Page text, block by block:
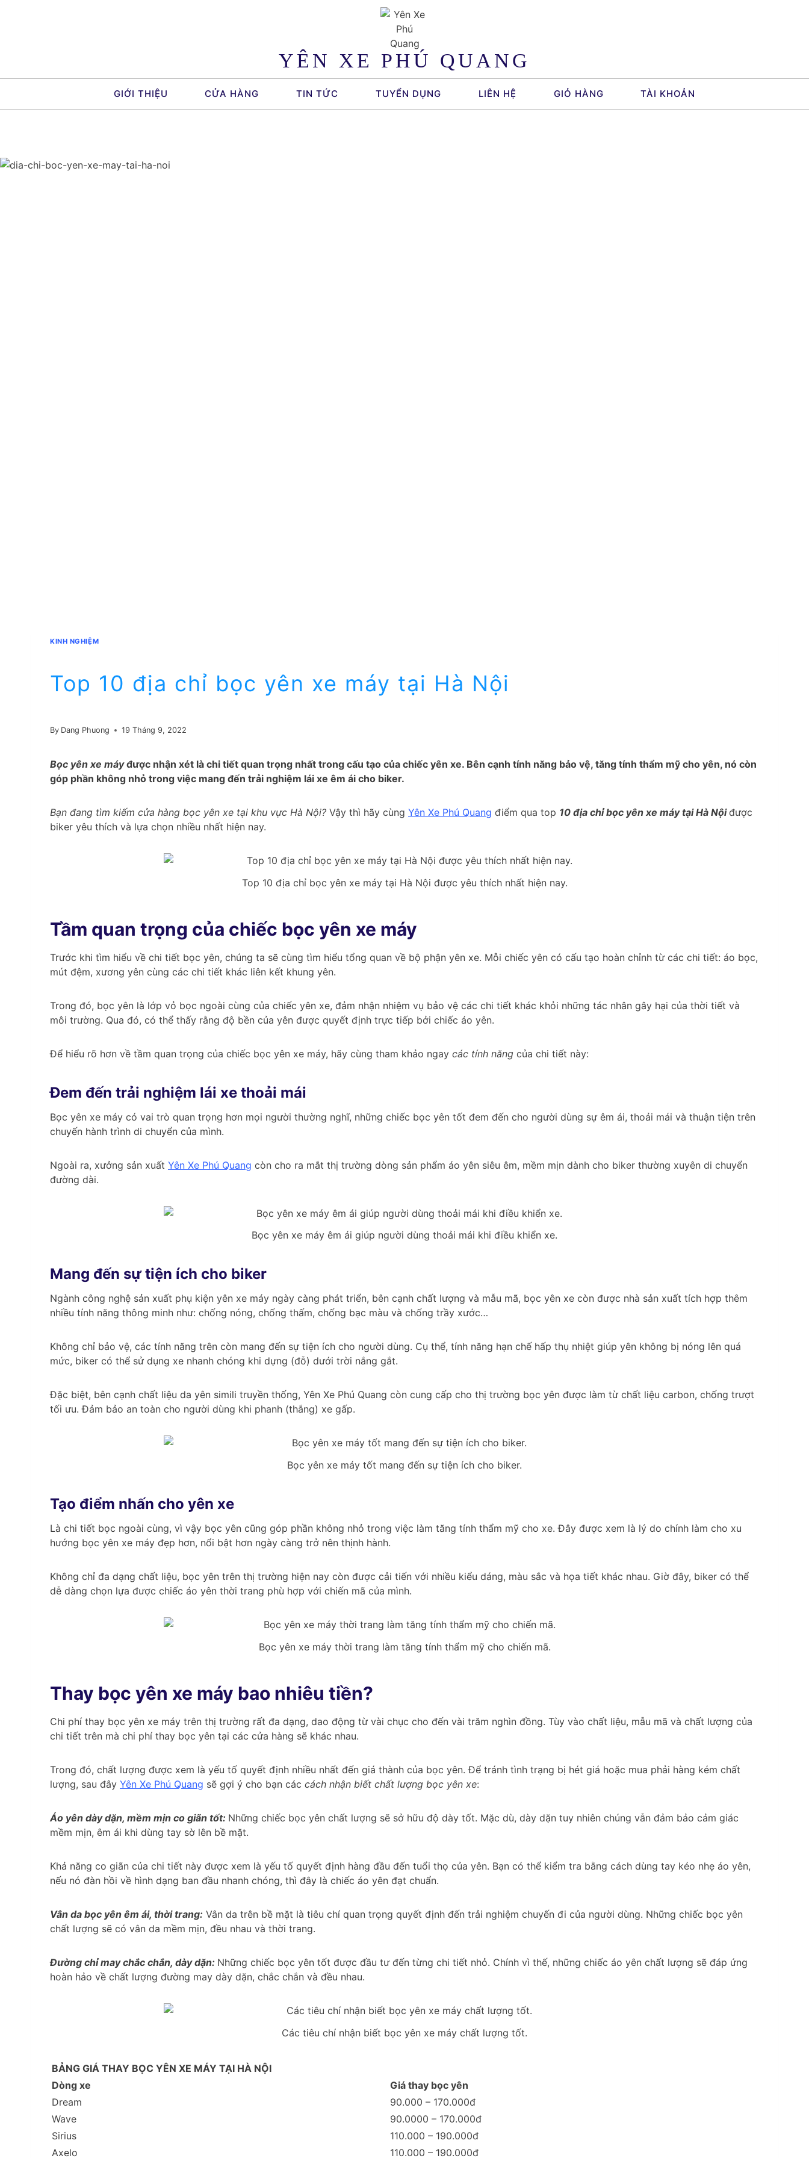
YÊN XE PHÚ QUANG
GIỚI THIỆU CỬA HÀNG TIN TỨC TUYỂN DỤNG LIÊN HỆ GIỎ HÀNG TÀI KHOẢN
KINH NGHIỆM
Top 10 địa chỉ bọc yên xe máy tại Hà Nội
By Dang Phuong 19 Tháng 9, 2022
Bọc yên xe máyđược nhận xét là chi tiết quan trọng nhất trong cấu tạo của chiếc yên xe. Bên cạnh tính năng bảo vệ, tăng tính thẩm mỹ cho yên, nó còn
góp phần không nhỏ trong việc mang đến trải nghiệm lái xe êm ái cho biker.
Bạn đang tìm kiếm cửa hàng bọc yên xe tại khu vực Hà Nội? Vậy thì hãy cùng Yên Xe Phú Quang điểm qua top 10 địa chỉ bọc yên xe máy tại Hà Nộiđược
biker yêu thích và lựa chọn nhiều nhất hiện nay.
Top 10 địa chỉ bọc yên xe máy tại Hà Nội được yêu thích nhất hiện nay.
Tầm quan trọng của chiếc bọc yên xe máy
Trước khi tìm hiểu về chi tiết bọc yên, chúng ta sẽ cùng tìm hiểu tổng quan về bộ phận yên xe. Mỗi chiếc yên có cấu tạo hoàn chỉnh từ các chi tiết: áo bọc,
mút đệm, xương yên cùng các chi tiết khác liên kết khung yên.
Trong đó, bọc yên là lớp vỏ bọc ngoài cùng của chiếc yên xe, đảm nhận nhiệm vụ bảo vệ các chi tiết khác khỏi những tác nhân gây hại của thời tiết và
môi trường. Qua đó, có thể thấy rằng độ bền của yên được quyết định trực tiếp bởi chiếc áo yên.
Để hiểu rõ hơn về tầm quan trọng của chiếc bọc yên xe máy, hãy cùng tham khảo ngay các tính năng của chi tiết này:
Đem đến trải nghiệm lái xe thoải mái
Bọc yên xe máy có vai trò quan trọng hơn mọi người thường nghĩ, những chiếc bọc yên tốt đem đến cho người dùng sự êm ái, thoải mái và thuận tiện trên
chuyến hành trình di chuyển của mình.
Ngoài ra, xưởng sản xuất Yên Xe Phú Quang còn cho ra mắt thị trường dòng sản phẩm áo yên siêu êm, mềm mịn dành cho biker thường xuyên di chuyển
đường dài.
Bọc yên xe máy êm ái giúp người dùng thoải mái khi điều khiển xe.
Mang đến sự tiện ích cho biker
Ngành công nghệ sản xuất phụ kiện yên xe máy ngày càng phát triển, bên cạnh chất lượng và mẫu mã, bọc yên xe còn được nhà sản xuất tích hợp thêm
nhiều tính năng thông minh như: chống nóng, chống thấm, chống bạc màu và chống trầy xước…
Không chỉ bảo vệ, các tính năng trên còn mang đến sự tiện ích cho người dùng. Cụ thể, tính năng hạn chế hấp thụ nhiệt giúp yên không bị nóng lên quá
mức, biker có thể sử dụng xe nhanh chóng khi dựng (đỗ) dưới trời nắng gắt.
Đặc biệt, bên cạnh chất liệu da yên simili truyền thống, Yên Xe Phú Quang còn cung cấp cho thị trường bọc yên được làm từ chất liệu carbon, chống trượt
tối ưu. Đảm bảo an toàn cho người dùng khi phanh (thắng) xe gấp.
Bọc yên xe máy tốt mang đến sự tiện ích cho biker.
Tạo điểm nhấn cho yên xe
Là chi tiết bọc ngoài cùng, vì vậy bọc yên cũng góp phần không nhỏ trong việc làm tăng tính thẩm mỹ cho xe. Đây được xem là lý do chính làm cho xu
hướng bọc yên xe máy đẹp hơn, nổi bật hơn ngày càng trở nên thịnh hành.
Không chỉ đa dạng chất liệu, bọc yên trên thị trường hiện nay còn được cải tiến với nhiều kiểu dáng, màu sắc và họa tiết khác nhau. Giờ đây, biker có thể
dễ dàng chọn lựa được chiếc áo yên thời trang phù hợp với chiến mã của mình.
Bọc yên xe máy thời trang làm tăng tính thẩm mỹ cho chiến mã.
Thay bọc yên xe máy bao nhiêu tiền?
Chi phí thay bọc yên xe máy trên thị trường rất đa dạng, dao động từ vài chục cho đến vài trăm nghìn đồng. Tùy vào chất liệu, mẫu mã và chất lượng của
chi tiết trên mà chi phí thay bọc yên tại các cửa hàng sẽ khác nhau.
Trong đó, chất lượng được xem là yếu tố quyết định nhiều nhất đến giá thành của bọc yên. Để tránh tình trạng bị hét giá hoặc mua phải hàng kém chất
lượng, sau đây Yên Xe Phú Quang sẽ gợi ý cho bạn các cách nhận biết chất lượng bọc yên xe:
Áo yên dày dặn, mềm mịn co giãn tốt: Những chiếc bọc yên chất lượng sẽ sở hữu độ dày tốt. Mặc dù, dày dặn tuy nhiên chúng vẫn đảm bảo cảm giác
mềm mịn, êm ái khi dùng tay sờ lên bề mặt.
Khả năng co giãn của chi tiết này được xem là yếu tố quyết định hàng đầu đến tuổi thọ của yên. Bạn có thể kiểm tra bằng cách dùng tay kéo nhẹ áo yên,
nếu nó đàn hồi về hình dạng ban đầu nhanh chóng, thì đây là chiếc áo yên đạt chuẩn.
Vân da bọc yên êm ái, thời trang: Vân da trên bề mặt là tiêu chí quan trọng quyết định đến trải nghiệm chuyến đi của người dùng. Những chiếc bọc yên
chất lượng sẽ có vân da mềm mịn, đều nhau và thời trang.
Đường chỉ may chắc chắn, dày dặn: Những chiếc bọc yên tốt được đầu tư đến từng chi tiết nhỏ. Chính vì thế, những chiếc áo yên chất lượng sẽ đáp ứng
hoàn hảo về chất lượng đường may dày dặn, chắc chắn và đều nhau.
Các tiêu chí nhận biết bọc yên xe máy chất lượng tốt.
BẢNG GIÁ THAY BỌC YÊN XE MÁY TẠI HÀ NỘI
Dòng xe
Giá thay bọc yên
Dream
90.000 – 170.000đ
Wave
90.0000 – 170.000đ
Sirius
110.000 – 190.000đ
Axelo
110.000 – 190.000đ